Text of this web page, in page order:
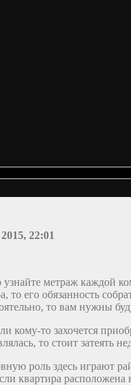
22:01
метраж каждой
его обязанность
то вам
кому-то захочется
то стоит затеять
роль здесь играют
квартира